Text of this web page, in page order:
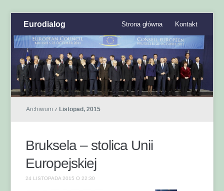
Eurodialog Strona główna Kontakt
Archiwum z Listopad, 2015
Bruksela – stolica Unii
Europejskiej
24 LISTOPADA 2015 O 22:30